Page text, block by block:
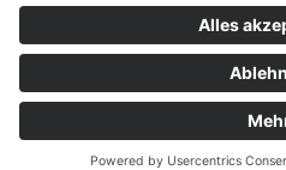
DATENSCHUTZ